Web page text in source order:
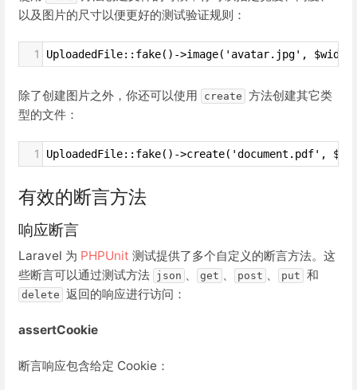
以及图片的尺寸以便更好的测试验证规则：
1 UploadedFile::fake()->image('avatar.jpg',
除了创建图片之外，你还可以使用 create 方法创建其它类
型的文件：
1 UploadedFile::fake()->create('document.pdf',
有效的断言方法
响应断言
Laravel 为 PHPUnit 测试提供了多个自定义的断言方法。这
些断言可以通过测试方法 json get post put 和
delete 返回的响应进行访问：
assertCookie
断言响应包含给定 Cookie：